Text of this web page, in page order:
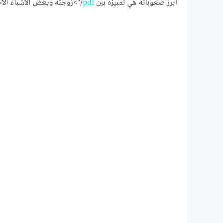
أبرز صعوباته هي تمييزه بين pdf/">زوجته وبعض الأشياء